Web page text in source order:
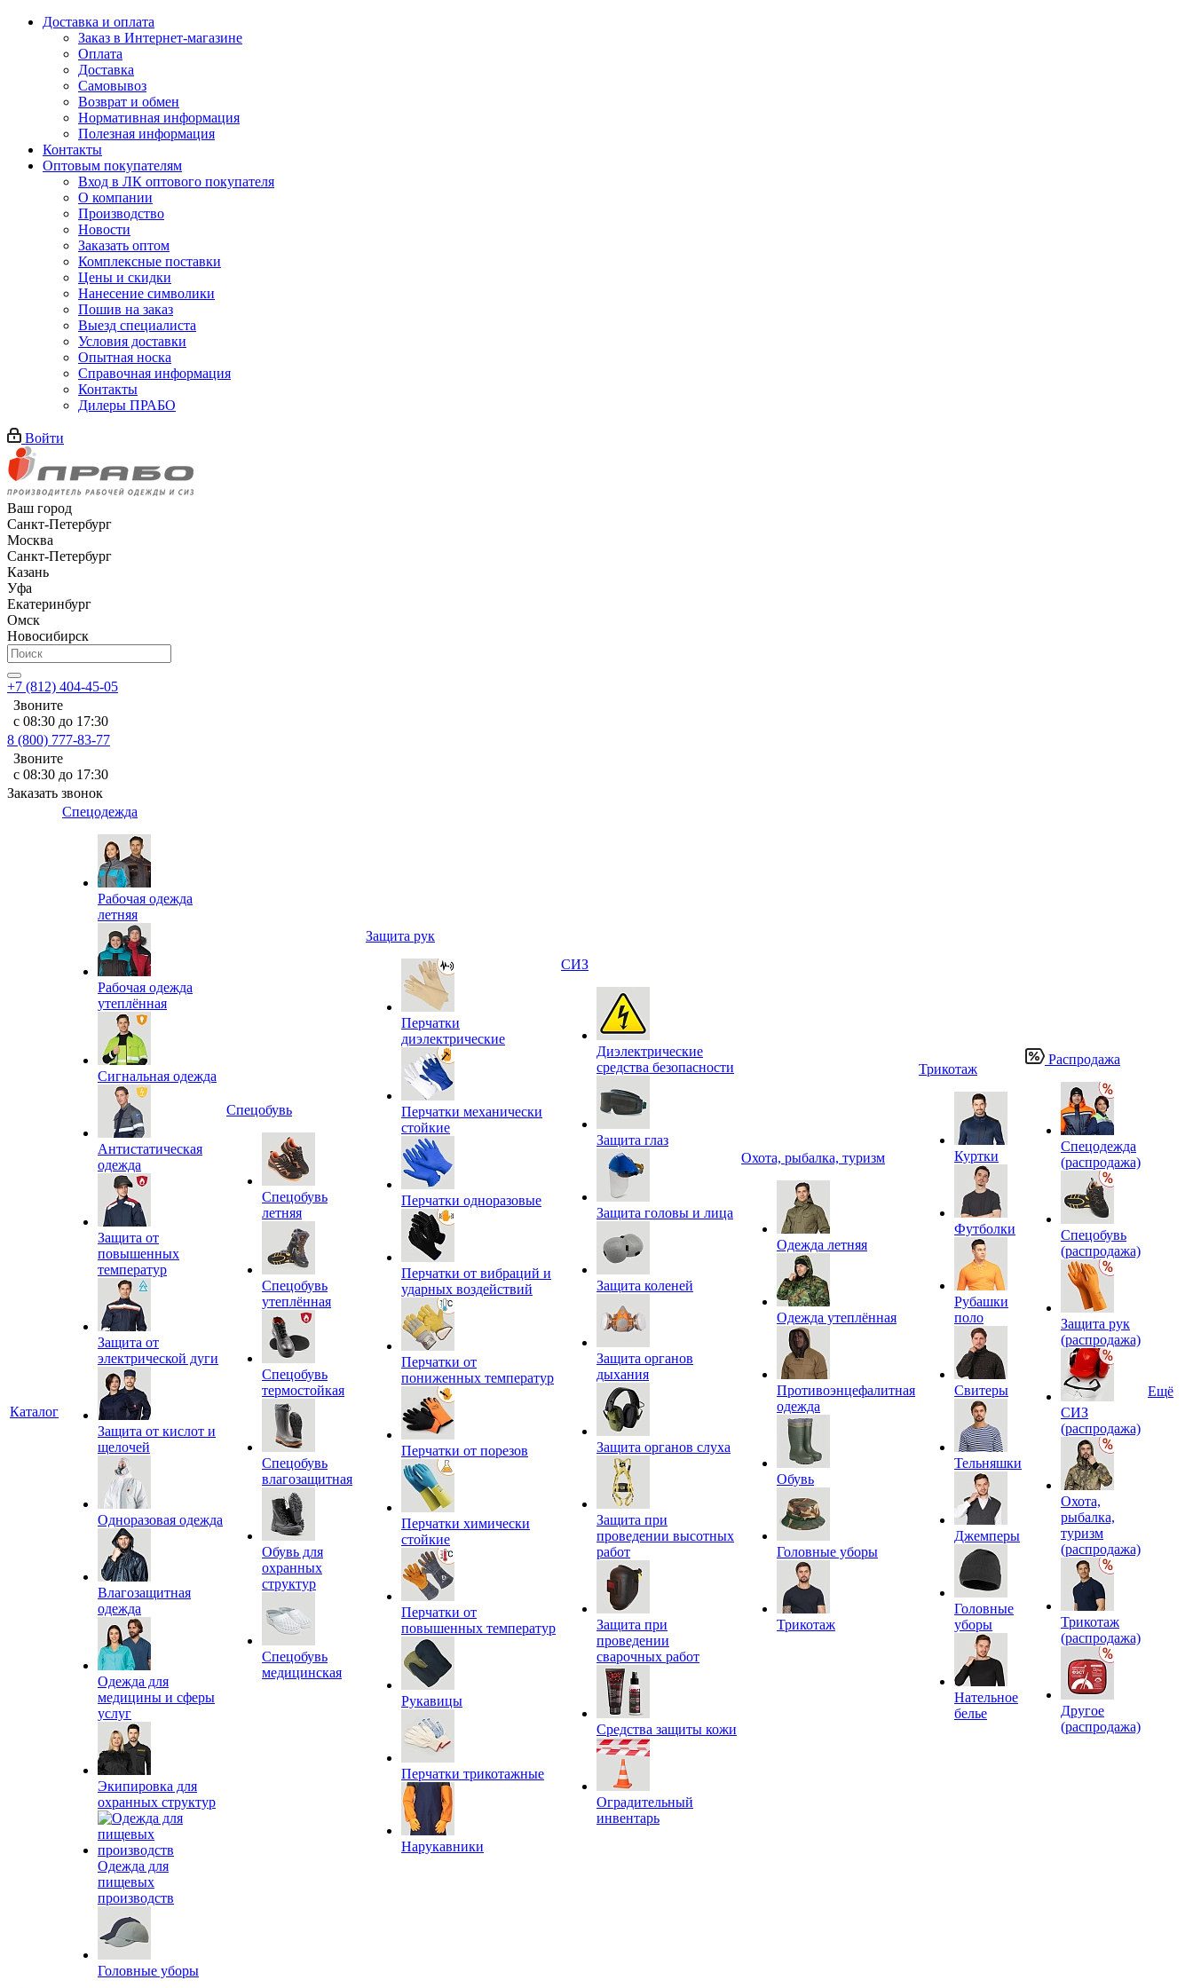
Доставка и оплата
Заказ в Интернет-магазине
Оплата
Доставка
Самовывоз
Возврат и обмен
Нормативная информация
Полезная информация
Контакты
Оптовым покупателям
Вход в ЛК оптового покупателя
О компании
Производство
Новости
Заказать оптом
Комплексные поставки
Цены и скидки
Нанесение символики
Пошив на заказ
Выезд специалиста
Условия доставки
Опытная носка
Справочная информация
Контакты
Дилеры ПРАБО
Войти
Ваш город
Санкт-Петербург
Москва
Санкт-Петербург
Казань
Уфа
Екатеринбург
Омск
Новосибирск
+7 (812) 404-45-05
Звоните
с 08:30 до 17:30
8 (800) 777-83-77
Звоните
с 08:30 до 17:30
Заказать звонок
Каталог
Спецодежда
Рабочая одежда
летняя
Рабочая одежда
утеплённая
Сигнальная одежда
Антистатическая
одежда
Защита от
повышенных
температур
Защита от
электрической дуги
Защита от кислот и
щелочей
Одноразовая одежда
Влагозащитная
одежда
Одежда для
медицины и сферы
услуг
Экипировка для
охранных структур
Одежда для
пищевых
производств
Головные уборы
Спецобувь
Спецобувь
летняя
Спецобувь
утеплённая
Спецобувь
термостойкая
Спецобувь
влагозащитная
Обувь для
охранных
структур
Спецобувь
медицинская
Защита рук
Перчатки
диэлектрические
Перчатки механически
стойкие
Перчатки одноразовые
Перчатки от вибраций и
ударных воздействий
Перчатки от
пониженных температур
Перчатки от порезов
Перчатки химически
стойкие
Перчатки от
повышенных температур
Рукавицы
Перчатки трикотажные
Нарукавники
СИЗ
Диэлектрические
средства безопасности
Защита глаз
Защита головы и лица
Защита коленей
Защита органов
дыхания
Защита органов слуха
Защита при
проведении высотных
работ
Защита при
проведении
сварочных работ
Средства защиты кожи
Оградительный
инвентарь
Охота, рыбалка, туризм
Одежда летняя
Одежда утеплённая
Противоэнцефалитная
одежда
Обувь
Головные уборы
Трикотаж
Трикотаж
Куртки
Футболки
Рубашки
поло
Свитеры
Тельняшки
Джемперы
Головные
уборы
Нательное
белье
Распродажа
Спецодежда
(распродажа)
Спецобувь
(распродажа)
Защита рук
(распродажа)
СИЗ
(распродажа)
Охота,
рыбалка,
туризм
(распродажа)
Трикотаж
(распродажа)
Другое
(распродажа)
Ещё